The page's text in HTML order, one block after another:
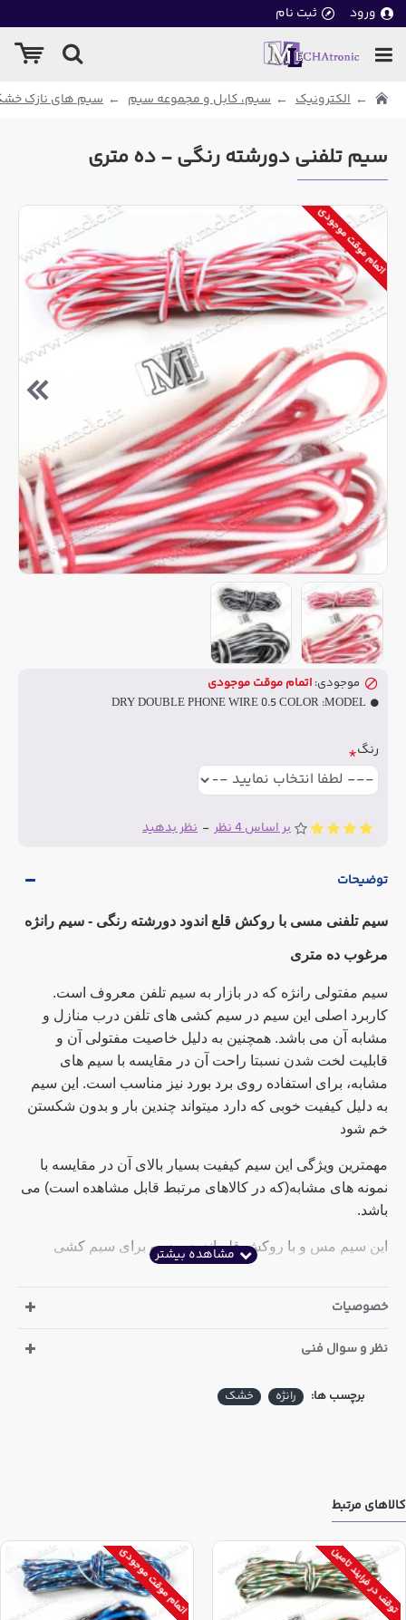
ورود ثبت نام
الکترونیک سیم، کابل و مجموعه سیم سیم های نازک
سیم تلفنی دورشته رنگی - ده متری
اتمام موقت موجودی
بر اساس 4 نظر - نظر بدهید
موجودی: اتمام موقت موجودی
MODEL:
DRY DOUBLE PHONE WIRE 0.5 COLOR
رنگ
توضیحات
سیم تلفنی مسی با روکش قلع اندود دورشته رنگی - سیم رانژه
مرغوب ده متری
سیم مفتولی رانژه که در بازار به سیم تلفن معروف است.
کاربرد اصلی این سیم در سیم کشی های تلفن درب منازل و
مشابه آن می باشد. همچنین به دلیل خاصیت مفتولی آن و
قابلیت لخت شدن نسبتا راحت آن در مقایسه با سیم های
مشابه، برای استفاده روی برد بورد نیز مناسب است. این سیم
به دلیل کیفیت خوبی که دارد میتواند چندین بار و بدون شکستن
خم شود
مهمترین ویژگی این سیم کیفیت بسیار بالای آن در مقایسه با
نمونه های مشابه(که در کالاهای مرتبط قابل مشاهده است) می
باشد.
این سیم مس و با روکش قلع اندود بوده و برای سیم کشی
داخلی خطوط تلفن با منظور استفاده ازاینترنت ADSL
ارسال خواهد شد
تلفنی بصورت حلقه 300 متری و روی قرقره ارسال شود
خصوصیات
نظر و سوال فنی
برچسب ها: رانژه خشک
کالاهای مرتبط
توقف در فرایند تامین اتمام موقت موجودی